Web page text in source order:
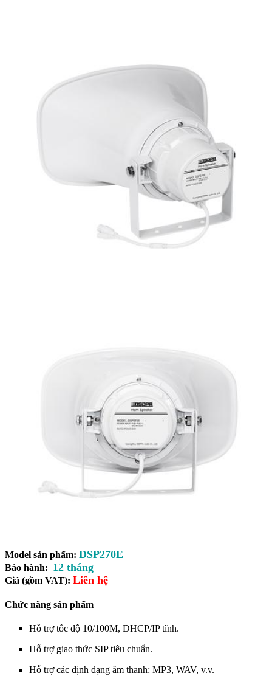
Model sản phẩm: DSP270E
Bảo hành: 12 tháng
Giá (gồm VAT): Liên hệ
Chức năng sản phẩm
Hỗ trợ tốc độ 10/100M, DHCP/IP tĩnh.
Hỗ trợ giao thức SIP tiêu chuẩn.
Hỗ trợ các định dạng âm thanh: MP3, WAV, v.v.